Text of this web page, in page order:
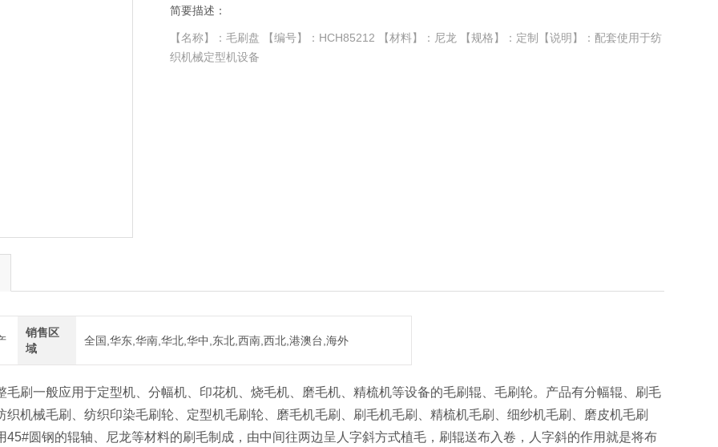
简要描述：
【名称】：毛刷盘 【编号】：HCH85212 【材料】：尼龙 【规格】：定制【说明】：配套使用于纺
织机械定型机设备
销售区
域
全国,华东,华南,华北,华中,东北,西南,西北,港澳台,海外
毛刷一般应用于定型机、分幅机、印花机、烧毛机、磨毛机、精梳机等设备的毛刷辊、毛刷轮。产品有分幅辊、刷毛
织机械毛刷、纺织印染毛刷轮、定型机毛刷轮、磨毛机毛刷、刷毛机毛刷、精梳机毛刷、细纱机毛刷、磨皮机毛刷
45#圆钢的辊轴、尼龙等材料的刷毛制成，由中间往两边呈人字斜方式植毛，刷辊送布入卷，人字斜的作用就是将布